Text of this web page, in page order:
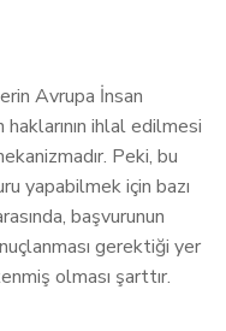
Avrupa İnsan
ihlal edilmesi
Peki, bu
yapabilmek için bazı
başvurunun
gerektiği yer
olması şarttır.